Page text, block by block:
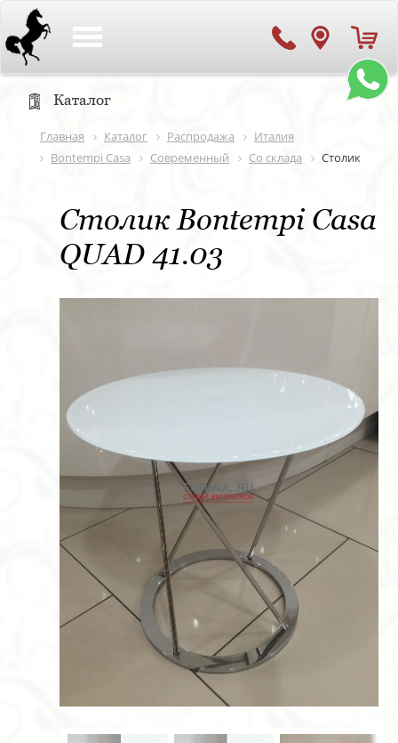
Каталог
Главная Каталог Распродажа
Италия
Bontempi Casa
Современный Со склада Столик
Столик Bontempi Casa
QUAD 41.03